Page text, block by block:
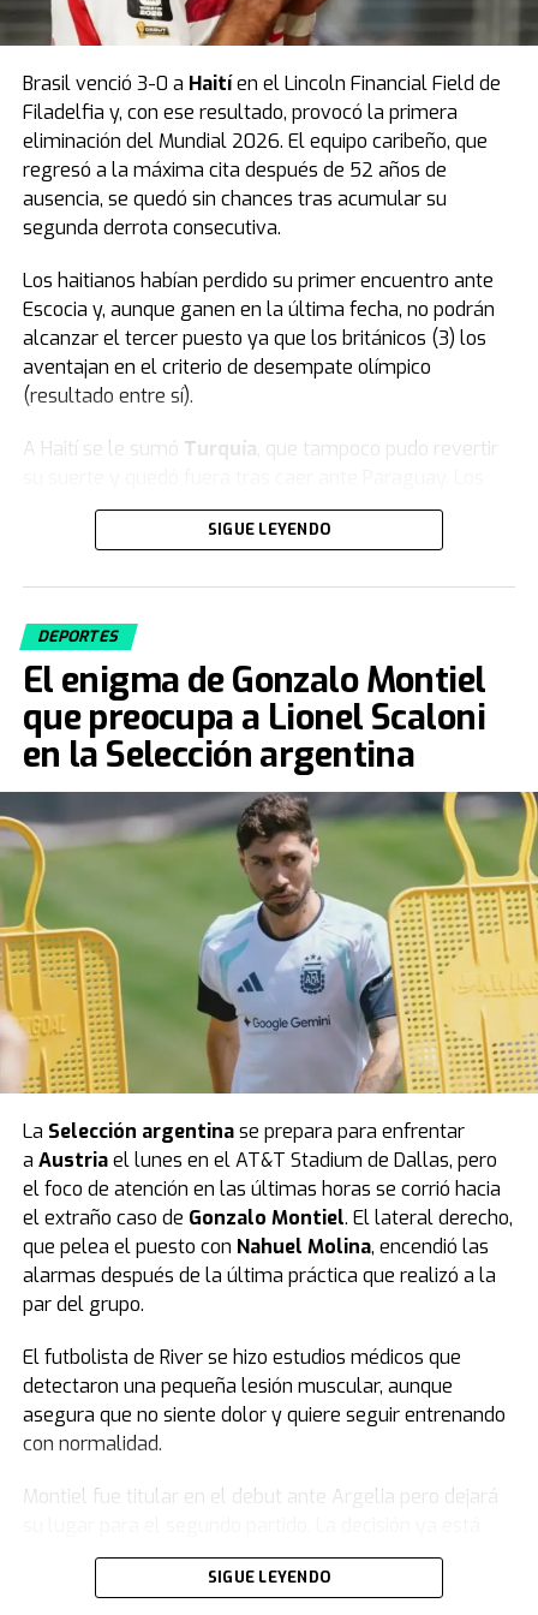
Brasil venció 3-0 a Haitíen el Lincoln Financial Field de
Filadelfia y, con ese resultado, provocó la primera
eliminación del Mundial 2026. El equipo caribeño, que
regresó a la máxima cita después de 52 años de
ausencia, se quedó sin chances tras acumular su
segunda derrota consecutiva.
Los haitianos habían perdido su primer encuentro ante
Escocia y, aunque ganen en la última fecha, no podrán
alcanzar el tercer puesto ya que los británicos (3) los
aventajan en el criterio de desempate olímpico
(resultado entre sí).
A Haití se le sumó Turquía , que tampoco pudo revertir
turcos, a pesar de jugar con un hombre más, no
lograron dar vuelta el resultado y firmaron una rápida
Mundo.
Fuente: TN
SIGUE LEYENDO
DEPORTES
El enigma de Gonzalo Montiel
que preocupa a Lionel Scaloni
en la Selección argentina
La Selección argentinase prepara para enfrentar
a Austriael lunes en el AT&T Stadium de Dallas, pero
el foco de atención en las últimas horas se corrió hacia
el extraño caso de Gonzalo Montiel. El lateral derecho,
que pelea el puesto con Nahuel Molina, encendió las
alarmas después de la última práctica que realizó a la
par del grupo.
El futbolista de River se hizo estudios médicos que
detectaron una pequeña lesión muscular, aunque
asegura que no siente dolor y quiere seguir entrenando
con normalidad.
Montiel fue titular en el debut ante Argelia pero dejará
tomada: Molina será su reemplazante en el lateral
derecho frente a Austria. El jugador del Atlético de
SIGUE LEYENDO